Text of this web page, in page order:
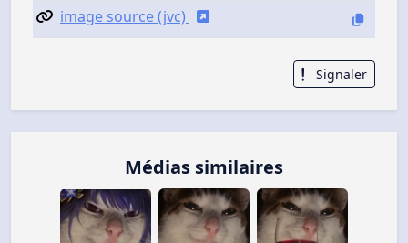
image source (jvc)
Signaler
Médias similaires